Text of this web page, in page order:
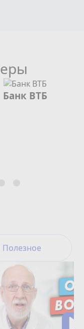
Банк ВТБ
Полезное